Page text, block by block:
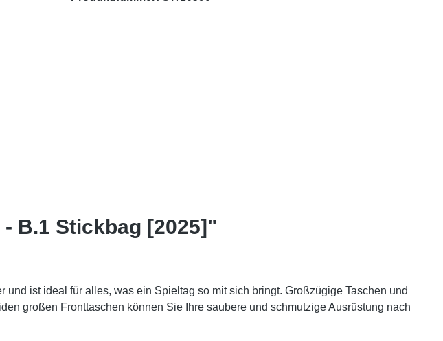
B.1 Stickbag [2025]"
ist ideal für alles, was ein Spieltag so mit sich bringt. Großzügige Taschen und
großen Fronttaschen können Sie Ihre saubere und schmutzige Ausrüstung nach